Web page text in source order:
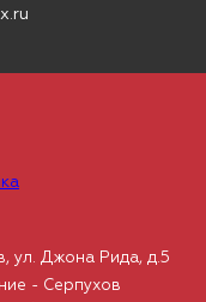
ул. Джона Рида, д.5
- Серпухов